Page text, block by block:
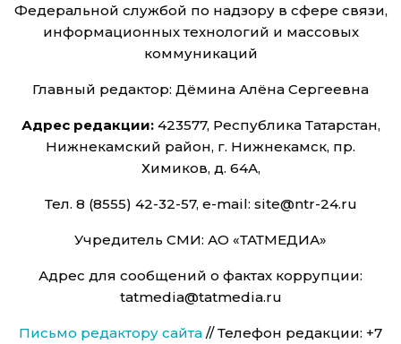
Федеральной службой по надзору в сфере связи,
информационных технологий и массовых
коммуникаций
Главный редактор: Дёмина Алёна Сергеевна
Адрес редакции:423577, Республика Татарстан,
Нижнекамский район, г. Нижнекамск, пр.
Химиков, д. 64А,
Тел. 8 (8555) 42-32-57, e-mail: site@ntr-24.ru
Учредитель СМИ: АО «ТАТМЕДИА»
Адрес для сообщений о фактах коррупции:
tatmedia@tatmedia.ru
Письмо редактору сайта // Телефон редакции: +7